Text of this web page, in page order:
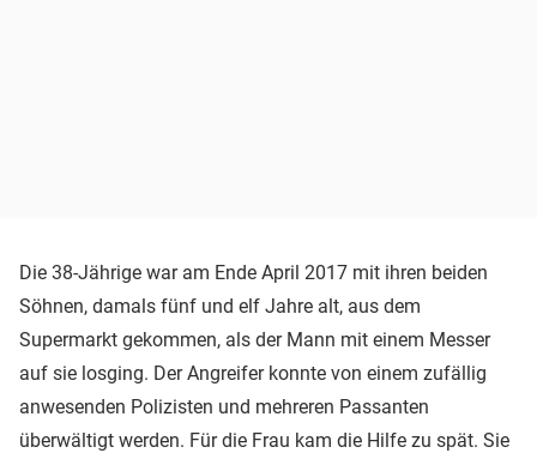
Die 38-Jährige war am Ende April 2017 mit ihren beiden
Söhnen, damals fünf und elf Jahre alt, aus dem
Supermarkt gekommen, als der Mann mit einem Messer
auf sie losging. Der Angreifer konnte von einem zufällig
anwesenden Polizisten und mehreren Passanten
überwältigt werden. Für die Frau kam die Hilfe zu spät. Sie